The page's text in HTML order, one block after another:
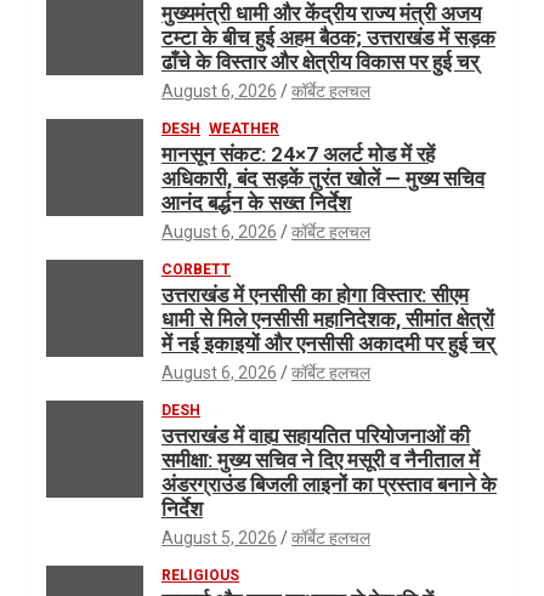
मुख्यमंत्री धामी और केंद्रीय राज्य मंत्री अजय
टम्टा के बीच हुई अहम बैठक; उत्तराखंड में सड़क
ढाँचे के विस्तार और क्षेत्रीय विकास पर हुई चर्
August 6, 2026 कॉर्बेट हलचल
DESH WEATHER
मानसून संकट: 24×7 अलर्ट मोड में रहें
अधिकारी, बंद सड़कें तुरंत खोलें — मुख्य सचिव
आनंद बर्द्धन के सख्त निर्देश
August 6, 2026 कॉर्बेट हलचल
CORBETT
उत्तराखंड में एनसीसी का होगा विस्तार: सीएम
धामी से मिले एनसीसी महानिदेशक, सीमांत क्षेत्रों
में नई इकाइयों और एनसीसी अकादमी पर हुई चर्
August 6, 2026 कॉर्बेट हलचल
DESH
उत्तराखंड में वाह्य सहायतित परियोजनाओं की
समीक्षा: मुख्य सचिव ने दिए मसूरी व नैनीताल में
अंडरग्राउंड बिजली लाइनों का प्रस्ताव बनाने के
निर्देश
August 5, 2026 कॉर्बेट हलचल
RELIGIOUS